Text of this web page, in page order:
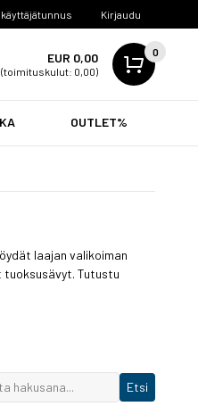
Kirjaudu
EUR 0,00
(toimituskulut: 0,00)
0
OUTLET%
laajan valikoiman
Tutustu
Etsi